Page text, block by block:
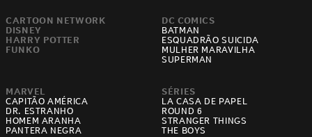
CARTOON NETWORK
DISNEY
HARRY POTTER
FUNKO
DC COMICS
BATMAN
ESQUADRÃO SUICIDA
MULHER MARAVILHA
SUPERMAN
MARVEL
CAPITÃO AMÉRICA
DR. ESTRANHO
HOMEM ARANHA
PANTERA NEGRA
SÉRIES
LA CASA DE PAPEL
ROUND 6
STRANGER THINGS
THE BOYS